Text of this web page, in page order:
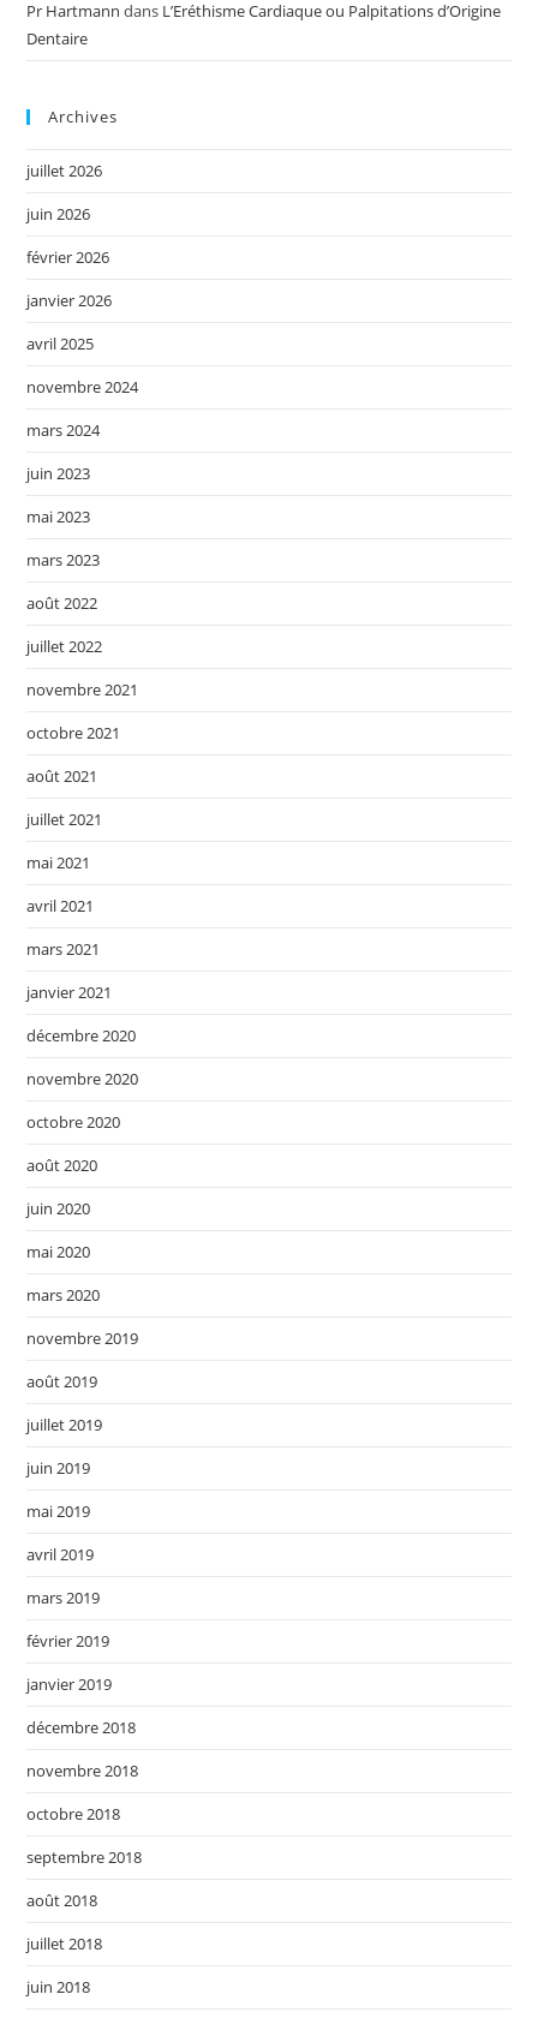
Pr Hartmann dans L’Eréthisme Cardiaque ou Palpitations d’Origine
Dentaire
Archives
juillet 2026
juin 2026
février 2026
janvier 2026
avril 2025
novembre 2024
mars 2024
juin 2023
mai 2023
mars 2023
août 2022
juillet 2022
novembre 2021
octobre 2021
août 2021
juillet 2021
mai 2021
avril 2021
mars 2021
janvier 2021
décembre 2020
novembre 2020
octobre 2020
août 2020
juin 2020
mai 2020
mars 2020
novembre 2019
août 2019
juillet 2019
juin 2019
mai 2019
avril 2019
mars 2019
février 2019
janvier 2019
décembre 2018
novembre 2018
octobre 2018
septembre 2018
août 2018
juillet 2018
juin 2018